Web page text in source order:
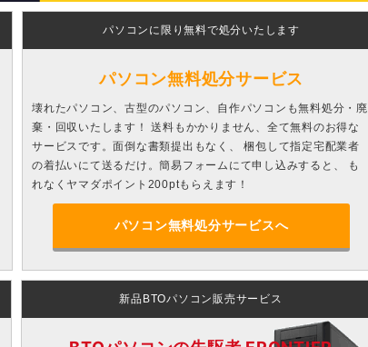
パソコンに限り無料で処分いたします
パソコン無料処分サービス
壊れたパソコン、古型のパソコン、自作パソコンも無料処分・廃
棄・回収いたします！ 送料もかかりません、全て無料のお得な
サービスです。面倒な書類提出もなく、 梱包して指定宅配業者
の着払いにて送るだけ。簡易フォームにて申し込みすると、 も
れなくヤマダポイント200ptもらえます！
パソコン無料処分サービスへ
新品BTOパソコン販売サービス